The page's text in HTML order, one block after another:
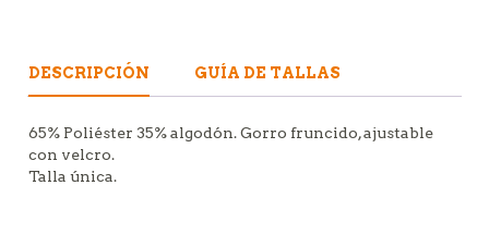
DESCRIPCIÓN GUÍA DE TALLAS
65% Poliéster 35% algodón. Gorro fruncido, ajustable
con velcro.
Talla única.